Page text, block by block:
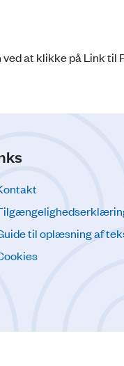
at klikke på Link til
til oplæsning af